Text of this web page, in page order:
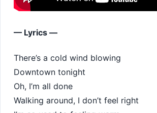
— Lyrics —
There’s a cold wind blowing
Downtown tonight
Oh, I’m all done
Walking around, I don’t feel right